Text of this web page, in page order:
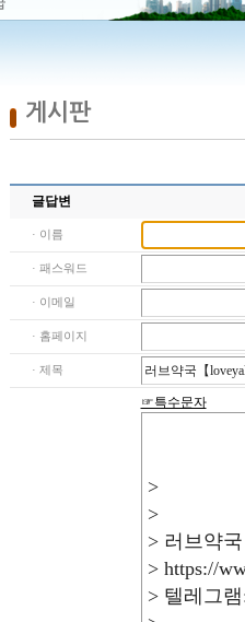
게시판
글답변
· 이름
· 패스워드
· 이메일
· 홈페이지
· 제목
☞특수문자